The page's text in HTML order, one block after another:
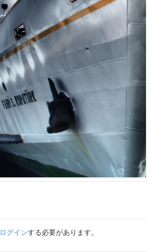
ログインする必要があります。